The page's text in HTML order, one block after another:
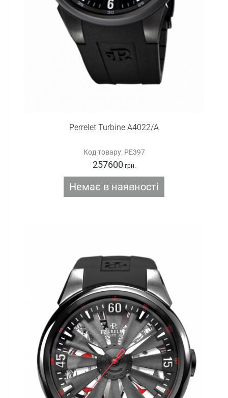
Perrelet Turbine A4022/A
Код товару: PE397
257600 грн.
Немає в наявності